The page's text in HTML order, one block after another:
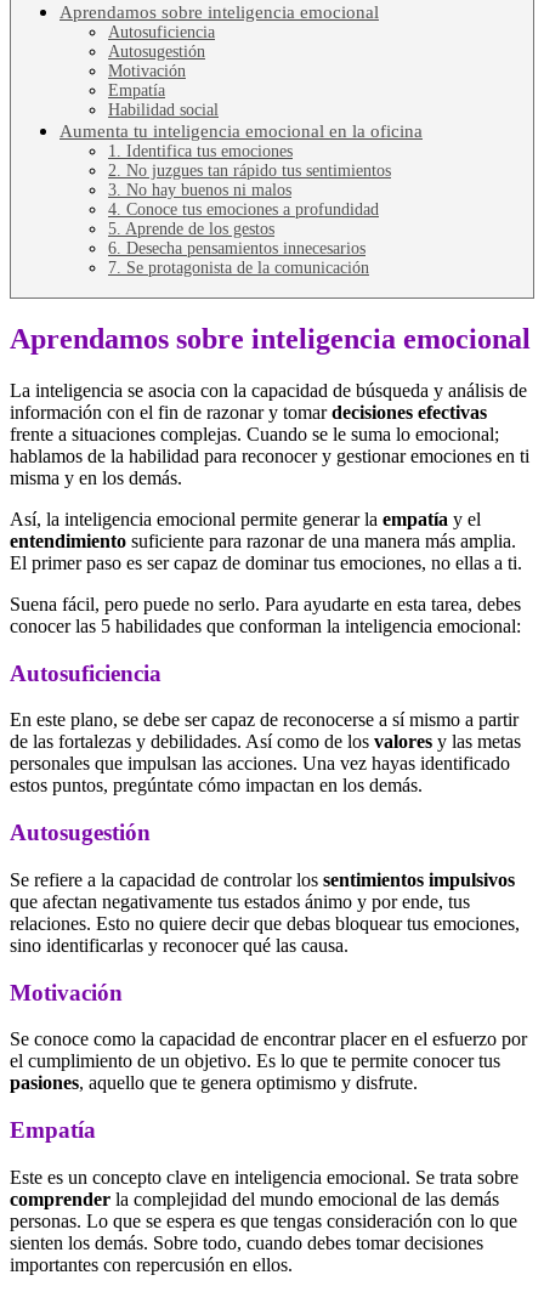
Aprendamos sobre inteligencia emocional
Autosuficiencia
Autosugestión
Motivación
Empatía
Habilidad social
Aumenta tu inteligencia emocional en la oficina
1. Identifica tus emociones
2. No juzgues tan rápido tus sentimientos
3. No hay buenos ni malos
4. Conoce tus emociones a profundidad
5. Aprende de los gestos
6. Desecha pensamientos innecesarios
7. Se protagonista de la comunicación
Aprendamos sobre inteligencia emocional
La inteligencia se asocia con la capacidad de búsqueda y análisis de
información con el fin de razonar y tomardecisiones efectivas
frente a situaciones complejas. Cuando se le suma lo emocional;
hablamos de la habilidad para reconocer y gestionar emociones en ti
misma y en los demás.
Así, la inteligencia emocional permite generar la empatía y el
entendimiento suficiente para razonar de una manera más amplia.
El primer paso es ser capaz de dominar tus emociones, no ellas a ti.
Suena fácil, pero puede no serlo. Para ayudarte en esta tarea, debes
conocer las 5 habilidades que conforman la inteligencia emocional:
Autosuficiencia
En este plano, se debe ser capaz de reconocerse a sí mismo a partir
de las fortalezas y debilidades. Así como de los valores y las metas
personales que impulsan las acciones. Una vez hayas identificado
estos puntos, pregúntate cómo impactan en los demás.
Autosugestión
Se refiere a la capacidad de controlar los sentimientos impulsivos
que afectan negativamente tus estados ánimo y por ende, tus
relaciones. Esto no quiere decir que debas bloquear tus emociones,
sino identificarlas y reconocer qué las causa.
Motivación
Se conoce como la capacidad de encontrar placer en el esfuerzo por
el cumplimiento de un objetivo. Es lo que te permite conocer tus
pasiones, aquello que te genera optimismo y disfrute.
Empatía
Este es un concepto clave en inteligencia emocional. Se trata sobre
comprender la complejidad del mundo emocional de las demás
personas. Lo que se espera es que tengas consideración con lo que
sienten los demás. Sobre todo, cuando debes tomar decisiones
importantes con repercusión en ellos.